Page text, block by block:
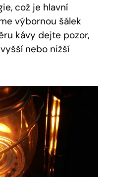
což je hlavní
výbornou šálek
kávy dejte pozor,
nebo nižší